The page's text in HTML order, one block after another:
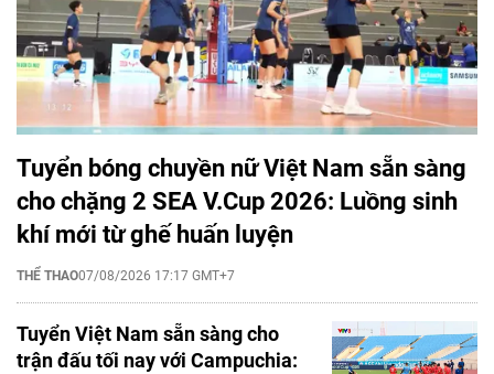
Tuyển bóng chuyền nữ Việt Nam sẵn sàng
cho chặng 2 SEA V.Cup 2026: Luồng sinh
khí mới từ ghế huấn luyện
THỂ THAO07/08/2026 17:17 GMT+7
Tuyển Việt Nam sẵn sàng cho
trận đấu tối nay với Campuchia: